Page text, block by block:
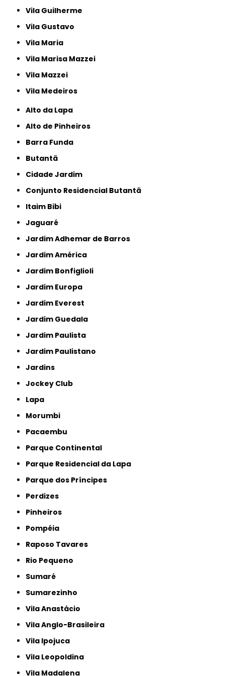
Vila Guilherme
Vila Gustavo
Vila Maria
Vila Marisa Mazzei
Vila Mazzei
Vila Medeiros
Alto da Lapa
Alto de Pinheiros
Barra Funda
Butantã
Cidade Jardim
Conjunto Residencial Butantã
Itaim Bibi
Jaguaré
Jardim Adhemar de Barros
Jardim América
Jardim Bonfiglioli
Jardim Europa
Jardim Everest
Jardim Guedala
Jardim Paulista
Jardim Paulistano
Jardins
Jockey Club
Lapa
Morumbi
Pacaembu
Parque Continental
Parque Residencial da Lapa
Parque dos Príncipes
Perdizes
Pinheiros
Pompéia
Raposo Tavares
Rio Pequeno
Sumaré
Sumarezinho
Vila Anastácio
Vila Anglo-Brasileira
Vila Ipojuca
Vila Leopoldina
Vila Madalena